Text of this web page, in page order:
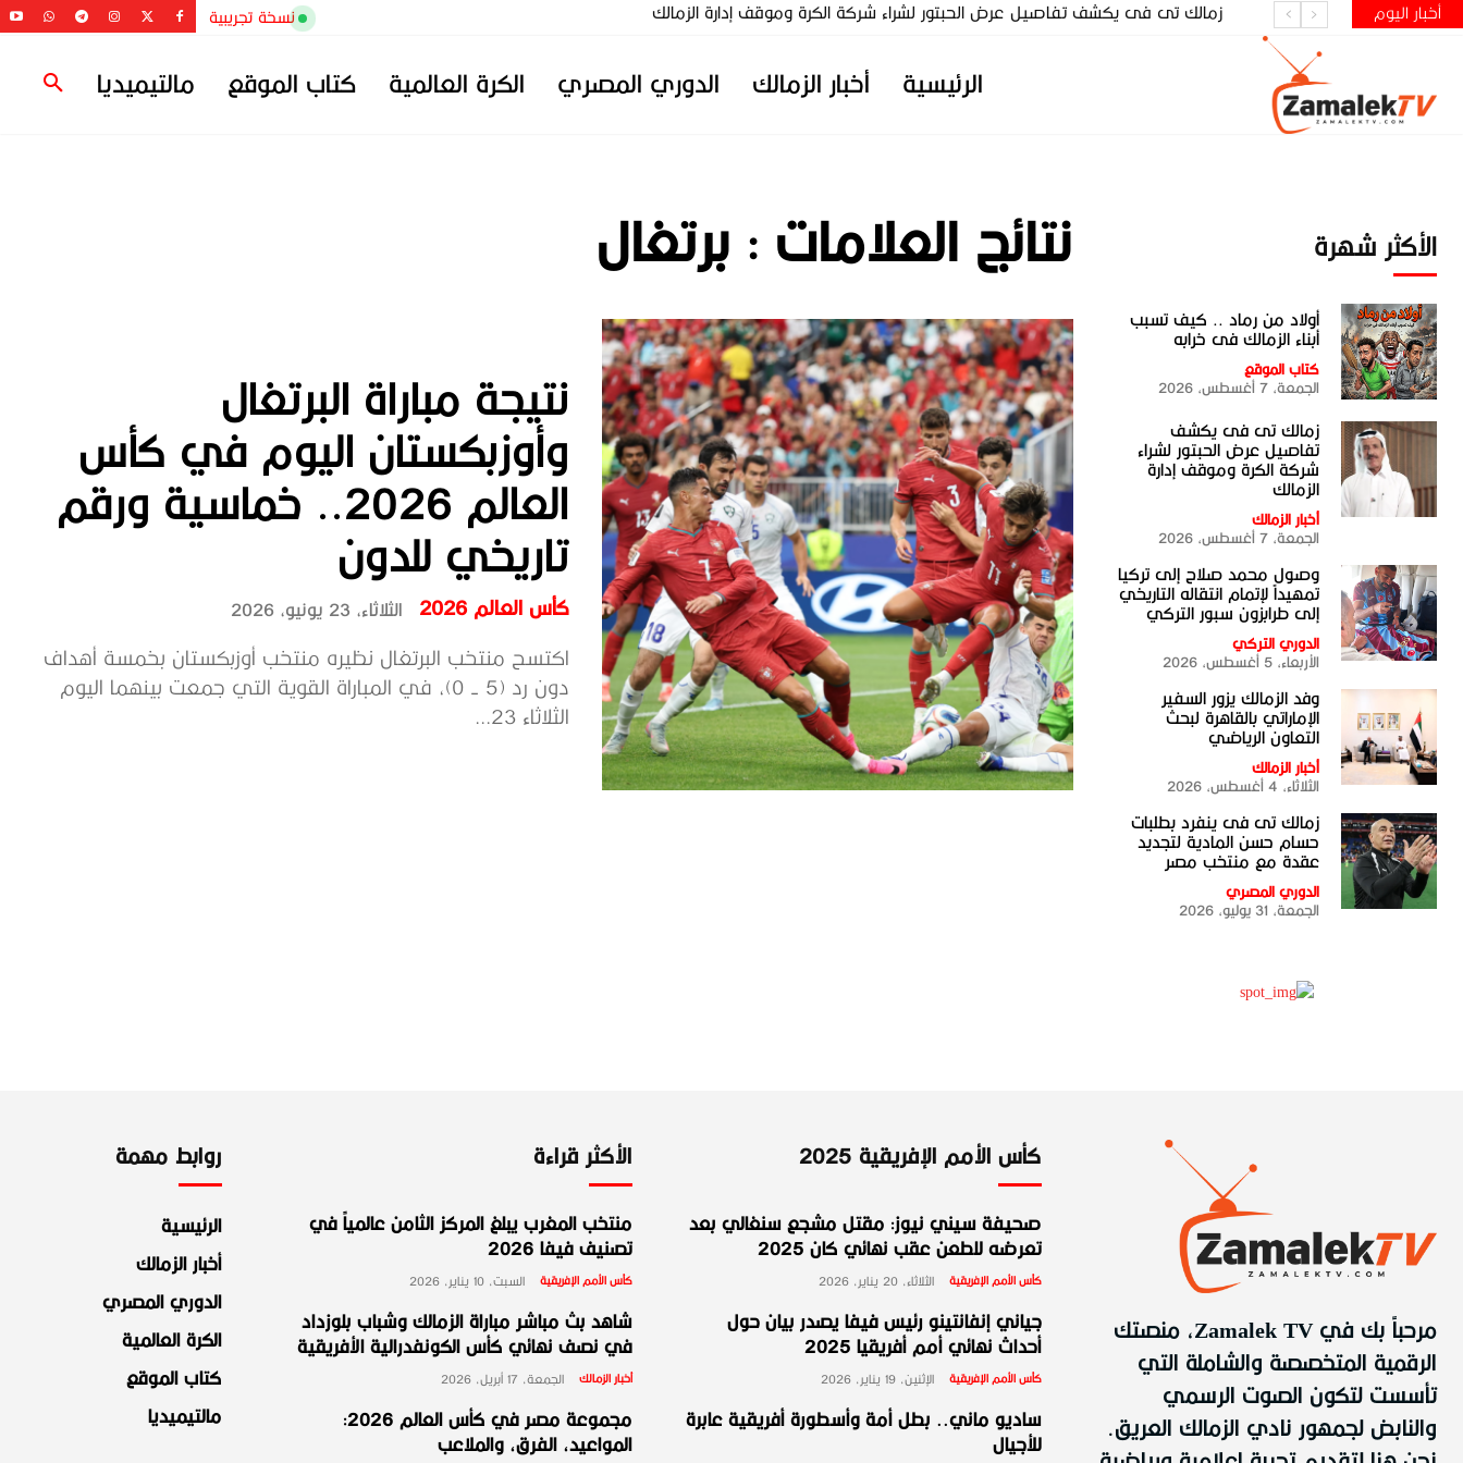
نسخة تجريبية أخبار اليوم زمالك تى فى يكشف تفاصيل عرض الحبتور لشراء شركة الكرة وموقف إدارة الزمالك
الرئيسية أخبار الزمالك الدوري المصري الكرة العالمية كتاب الموقع مالتيميديا
نتائج العلامات : برتغال
نتيجة مباراة البرتغال
وأوزبكستان اليوم في كأس
العالم 2026.. خماسية ورقم
تاريخي للدون
كأس العالم 2026 الثلاثاء، 23 يونيو، 2026
اكتسح منتخب البرتغال نظيره منتخب أوزبكستان بخمسة أهداف
دون رد (5 - 0)، في المباراة القوية التي جمعت بينهما اليوم
الثلاثاء 23...
الأكثر شهرة
أولاد من رماد .. كيف تسبب
أبناء الزمالك فى خرابه
كتاب الموقع
الجمعة، 7 أغسطس، 2026
زمالك تى فى يكشف
تفاصيل عرض الحبتور لشراء
شركة الكرة وموقف إدارة
الزمالك
أخبار الزمالك
الجمعة، 7 أغسطس، 2026
وصول محمد صلاح إلى تركيا
تمهيداً لإتمام انتقاله التاريخي
إلى طرابزون سبور التركي
الدوري التركي
الأربعاء، 5 أغسطس، 2026
وفد الزمالك يزور السفير
الإماراتي بالقاهرة لبحث
التعاون الرياضي
أخبار الزمالك
الثلاثاء، 4 أغسطس، 2026
زمالك تى فى ينفرد بطلبات
حسام حسن المادية لتجديد
عقدة مع منتخب مصر
الدوري المصري
الجمعة، 31 يوليو، 2026
روابط مهمة
الرئيسية
أخبار الزمالك
الدوري المصري
الكرة العالمية
كتاب الموقع
مالتيميديا
الأكثر قراءة
منتخب المغرب يبلغ المركز الثامن عالمياً في
تصنيف فيفا 2026
كأس الأمم الإفريقية السبت، 10 يناير، 2026
شاهد بث مباشر مباراة الزمالك وشباب بلوزداد
في نصف نهائي كأس الكونفدرالية الأفريقية
أخبار الزمالك الجمعة، 17 أبريل، 2026
مجموعة مصر في كأس العالم 2026:
المواعيد، الفرق، والملاعب
كأس الأمم الإفريقية 2025
صحيفة سيني نيوز: مقتل مشجع سنغالي بعد
تعرضه للطعن عقب نهائي كان 2025
كأس الأمم الإفريقية الثلاثاء، 20 يناير، 2026
جياني إنفانتينو رئيس فيفا يصدر بيان حول
أحداث نهائي أمم أفريقيا 2025
كأس الأمم الإفريقية الإثنين، 19 يناير، 2026
ساديو ماني.. بطل أمة وأسطورة أفريقية عابرة
للأجيال
مرحباً بك في Zamalek TV، منصتك
الرقمية المتخصصة والشاملة التي
تأسست لتكون الصوت الرسمي
والنابض لجمهور نادي الزمالك العريق.